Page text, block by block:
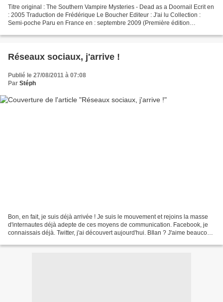
Titre original : The Southern Vampire Mysteries - Dead as a Doornail Ecrit en
: 2005 Traduction de Frédérique Le Boucher Editeur : J'ai lu Collection :
Semi-poche Paru en France en : septembre 2009 (Première édition
Réseaux sociaux, j'arrive !
Publié le 27/08/2011 à 07:08
Par Stéph
Bon, en fait, je suis déjà arrivée ! Je suis le mouvement et rejoins la masse
d'internautes déjà adepte de ces moyens de communication. Facebook, je
connaissais déjà. Twitter, j'ai découvert aujourd'hui. BIlan ? J'aime beaucoup